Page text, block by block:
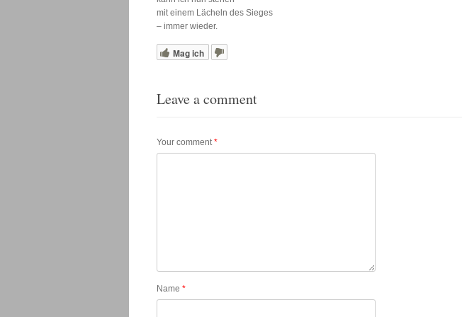
mit einem Lächeln des Sieges
– immer wieder.
Mag ich
Leave a comment
Your comment*
Name*